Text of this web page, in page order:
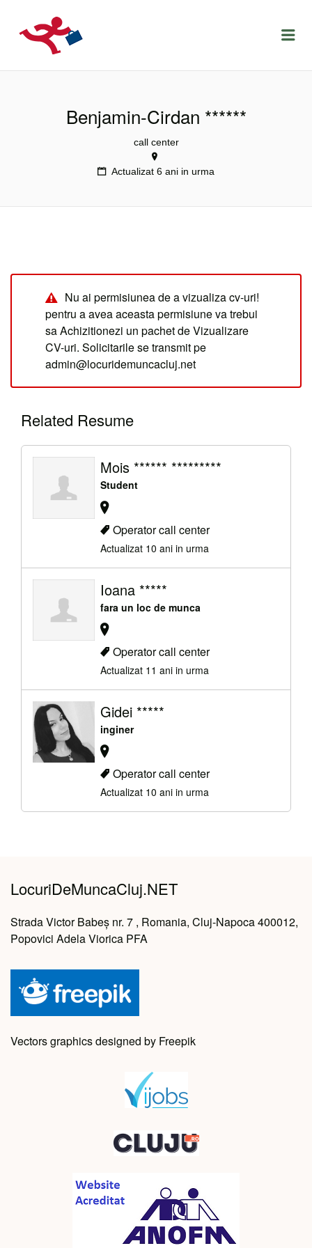
LOCURIDEMUNCACLUJ.NET
Benjamin-Cirdan ******
call center
Actualizat 6 ani in urma
Nu ai permisiunea de a vizualiza cv-uri!
pentru a avea aceasta permisiune va trebui
sa Achizitionezi un pachet de Vizualizare
CV-uri. Solicitarile se transmit pe
admin@locuridemuncacluj.net
Related Resume
Mois ****** *********
Student
Operator call center
Actualizat 10 ani in urma
Ioana *****
fara un loc de munca
Operator call center
Actualizat 11 ani in urma
Gidei *****
inginer
Operator call center
Actualizat 10 ani in urma
LocuriDeMuncaCluj.NET
Strada Victor Babeș nr. 7 , Romania, Cluj-Napoca 400012,
Popovici Adela Viorica PFA
Vectors graphics designed by Freepik